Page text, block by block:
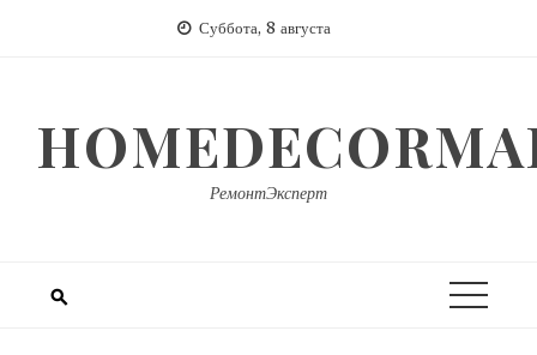
Суббота, 8 августа
РемонтЭксперт